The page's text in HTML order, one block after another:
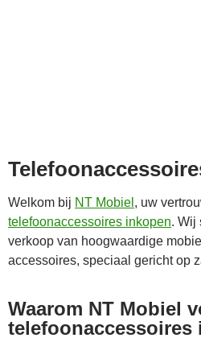
Welkom bij NT Mobiel , uw
telefoonaccessoires inkopen. Wij
verkoop van hoogwaardige
accessoires, speciaal gericht op
Waarom NT Mobiel
telefoonaccessoires